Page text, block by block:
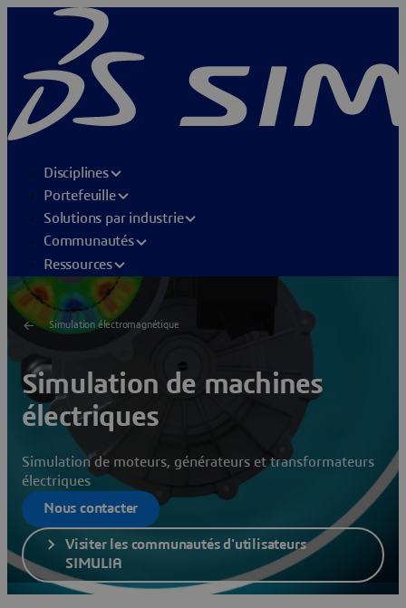
Disciplines
Portefeuille
Solutions par industrie
Communautés
Ressources
Simulation électromagnétique
Simulation de machines
électriques
Simulation de moteurs, générateurs et transformateurs
électriques
Nous contacter
Visiter les communautés d'utilisateurs
SIMULIA